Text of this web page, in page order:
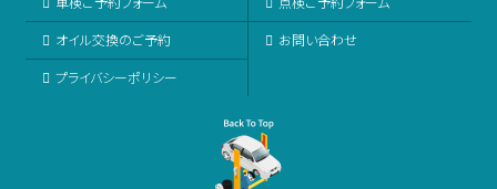
オイル交換のご予約
お問い合わせ
プライバシーポリシー